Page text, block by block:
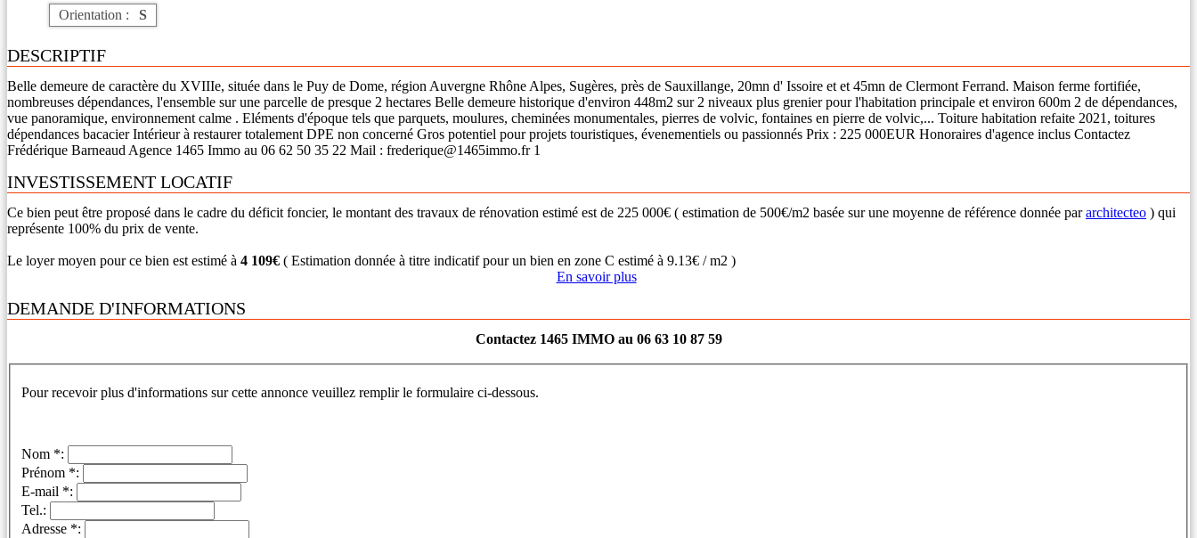
Orientation : S
DESCRIPTIF
Belle demeure de caractère du XVIIIe, située dans le Puy de Dome, région Auvergne Rhône Alpes, Sugères, près de Sauxillange, 20mn d' Issoire et et 45mn de Clermont Ferrand. Maison ferme fortifiée,
nombreuses dépendances, l'ensemble sur une parcelle de presque 2 hectares Belle demeure historique d'environ 448m2 sur 2 niveaux plus grenier pour l'habitation principale et environ 600m 2 de dépendances,
vue panoramique, environnement calme . Eléments d'époque tels que parquets, moulures, cheminées monumentales, pierres de volvic, fontaines en pierre de volvic,... Toiture habitation refaite 2021, toitures
dépendances bacacier Intérieur à restaurer totalement DPE non concerné Gros potentiel pour projets touristiques, évenementiels ou passionnés Prix : 225 000EUR Honoraires d'agence inclus Contactez
Frédérique Barneaud Agence 1465 Immo au 06 62 50 35 22 Mail : frederique@1465immo.fr 1
INVESTISSEMENT LOCATIF
Ce bien peut être proposé dans le cadre du déficit foncier, le montant des travaux de rénovation estimé est de 225 000€ ( estimation de 500€/m2 basée sur une moyenne de référence donnée pararchitecteo ) qui
représente 100% du prix de vente.
Le loyer moyen pour ce bien est estimé à 4 109€ ( Estimation donnée à titre indicatif pour un bien en zone C estimé à 9.13€ / m2 )
En savoir plus
DEMANDE D'INFORMATIONS
Contactez 1465 IMMO au 06 63 10 87 59
Pour recevoir plus d'informations sur cette annonce veuillez remplir le formulaire ci-dessous.
Nom *:
Prénom *:
E-mail *:
Tel.:
Adresse *: